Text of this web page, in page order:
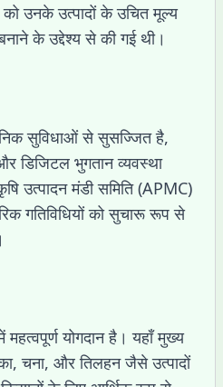
को उनके उत्पादों के उचित मूल्य
के उद्देश्य से की गई थी।
सुविधाओं से सुसज्जित है,
डिजिटल भुगतान व्यवस्था
उत्पादन मंडी समिति (APMC)
गतिविधियों को सुचारू रूप से
महत्वपूर्ण योगदान है। यहाँ मुख्य
चना, और तिलहन जैसे उत्पादों